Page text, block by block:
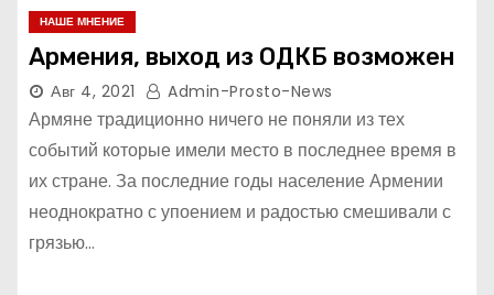
НАШЕ МНЕНИЕ
Армения, выход из ОДКБ возможен
Авг 4, 2021 Admin-Prosto-News
Армяне традиционно ничего не поняли из тех
событий которые имели место в последнее время в
их стране. За последние годы население Армении
неоднократно с упоением и радостью смешивали с
грязью…